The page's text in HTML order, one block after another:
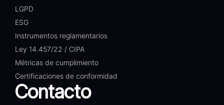
LGPD
ESG
Instrumentos reglamentarios
Ley 14.457/22 / CIPA
Métricas de cumplimiento
Certificaciones de conformidad
Contacto